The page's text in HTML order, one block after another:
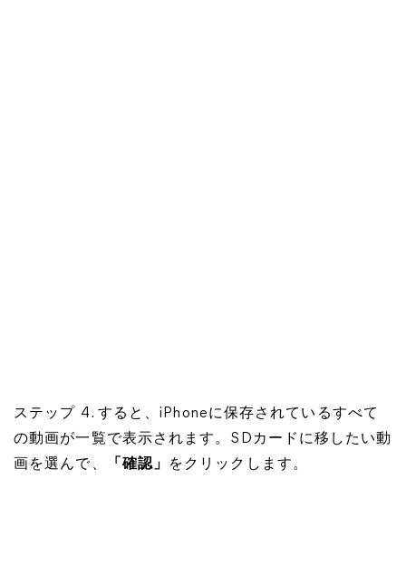
ステップ 4. すると、iPhoneに保存されているすべて
の動画が一覧で表示されます。SDカードに移したい動
画を選んで、
「確認」 をクリックします。